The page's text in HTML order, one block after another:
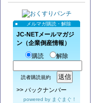
メルマガ購読・解除
JC-NETメールマガジ
ン（企業倒産情報）
購読
解除
読者購読規約
>> バックナンバー
powered by まぐまぐ！